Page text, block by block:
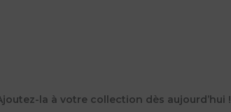
la à votre collection dès aujourd’hui !